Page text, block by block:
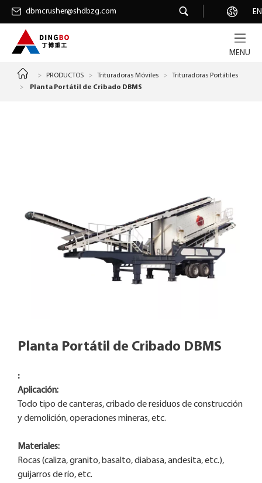
EN
dbmcrusher@shdbzg.com
MENU
dbmcrusher@shdbzg.com Carrera
> PRODUCTOS > Trituradoras Móviles >
Trituradoras Portátiles
>
Planta Portátil de Cribado DBMS
Planta Portátil de Cribado DBMS
:
Aplicación:
Todo tipo de canteras, cribado de residuos de construcción
y demolición, operaciones mineras, etc.
Materiales:
Rocas (caliza, granito, basalto, diabasa, andesita, etc.),
guijarros de río, etc.